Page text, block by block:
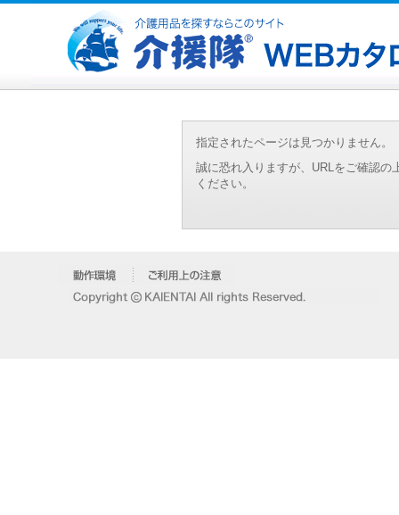
指定されたページは見つかりません。
誠に恐れ入りますが、URLをご確認
ください。